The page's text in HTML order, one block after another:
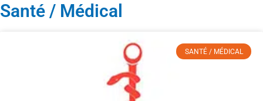
Santé / Médical
SANTÉ / MÉDICAL